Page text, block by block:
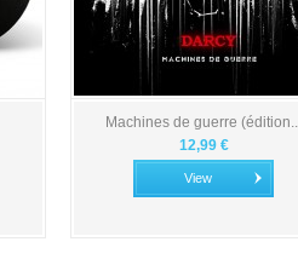
Machines de guerre
12,99 €
View